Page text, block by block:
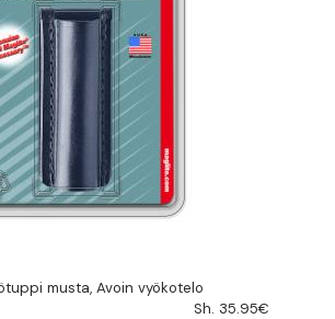
musta, Avoin vyökotelo
Sh. 35.95€